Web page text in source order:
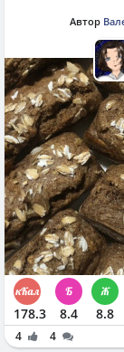
Автор
178.3 8.4 8.8
4 4